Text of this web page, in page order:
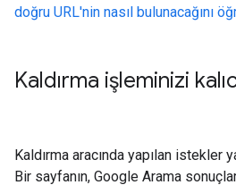
doğru URL'nin nasıl bulunacağını
Kaldırma işleminizi
Kaldırma aracında yapılan istekler
Bir sayfanın, Google Arama